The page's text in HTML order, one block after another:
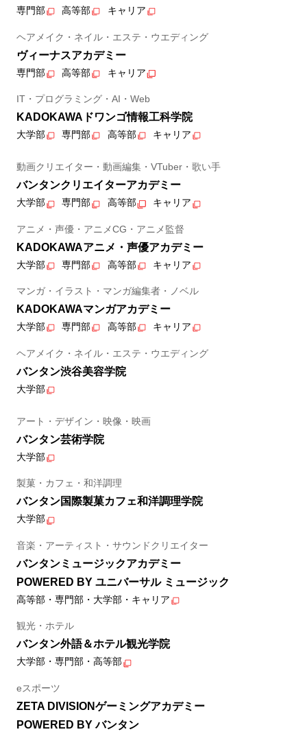
専門部 高等部 キャリア
ヘアメイク・ネイル・エステ・ウエディング
ヴィーナスアカデミー
専門部 高等部 キャリア
IT・プログラミング・AI・Web
KADOKAWAドワンゴ情報工科学院
大学部 専門部 高等部 キャリア
動画クリエイター・動画編集・VTuber・歌い手
バンタンクリエイターアカデミー
大学部 専門部 高等部 キャリア
アニメ・声優・アニメCG・アニメ監督
KADOKAWAアニメ・声優アカデミー
大学部 専門部 高等部 キャリア
マンガ・イラスト・マンガ編集者・ノベル
KADOKAWAマンガアカデミー
大学部 専門部 高等部 キャリア
ヘアメイク・ネイル・エステ・ウエディング
バンタン渋谷美容学院
大学部
アート・デザイン・映像・映画
バンタン芸術学院
大学部
製菓・カフェ・和洋調理
バンタン国際製菓カフェ和洋調理学院
大学部
音楽・アーティスト・サウンドクリエイター
バンタンミュージックアカデミー
POWERED BY ユニバーサル ミュージック
高等部・専門部・大学部・キャリア
観光・ホテル
バンタン外語＆ホテル観光学院
大学部・専門部・高等部
eスポーツ
ZETA DIVISIONゲーミングアカデミー
POWERED BY バンタン